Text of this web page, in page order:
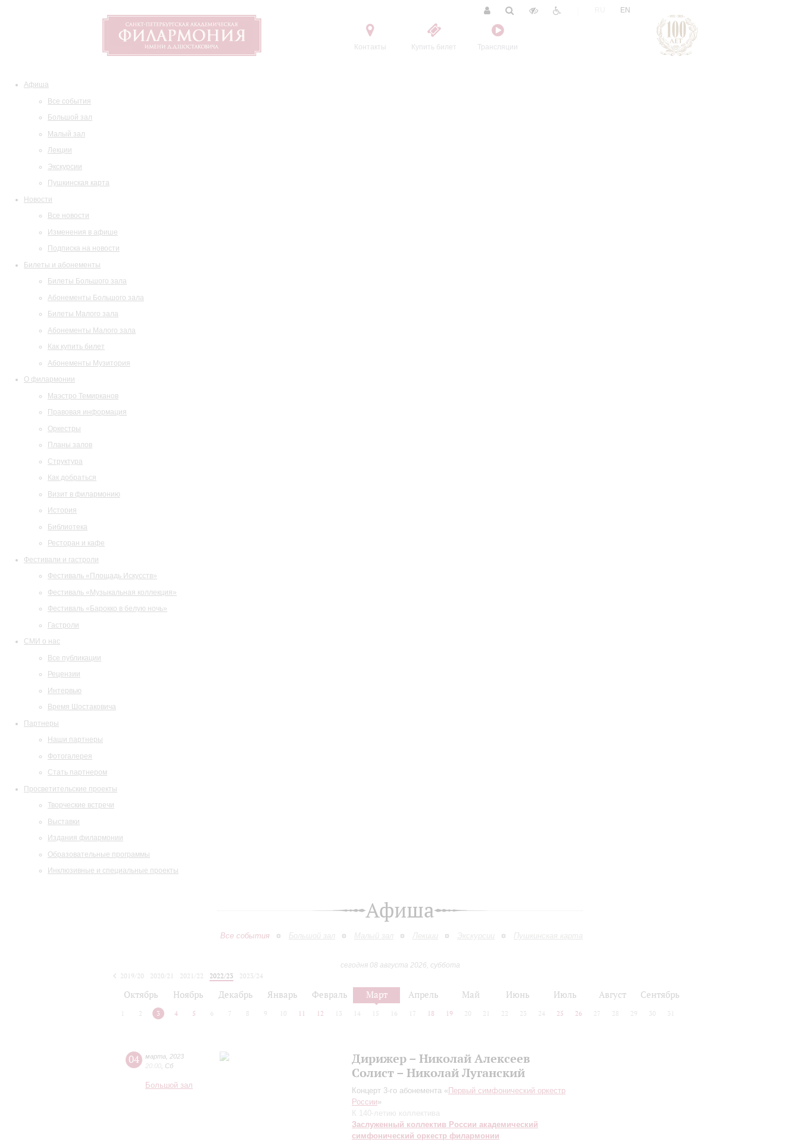
Контакты Купить билет Трансляции
EN
Афиша
Все события
Большой зал
Малый зал
Лекции
Экскурсии
Пушкинская карта
Новости
Все новости
Изменения в афише
Подписка на новости
Билеты и абонементы
Билеты Большого зала
Абонементы Большого зала
Билеты Малого зала
Абонементы Малого зала
Как купить билет
Абонементы Музитория
О филармонии
Маэстро Темирканов
Правовая информация
Оркестры
Планы залов
Структура
Как добраться
Визит в филармонию
История
Библиотека
Ресторан и кафе
Фестивали и гастроли
Фестиваль «Площадь Искусств»
Фестиваль «Музыкальная коллекция»
Фестиваль «Барокко в белую ночь»
Гастроли
СМИ о нас
Все публикации
Рецензии
Интервью
Время Шостаковича
Партнеры
Наши партнеры
Фотогалерея
Стать партнером
Просветительские проекты
Творческие встречи
Выставки
Издания филармонии
Образовательные программы
Инклюзивные и специальные проекты
Афиша
Все события Большой зал Малый зал Лекции Экскурсии Пушкинская карта
сегодня 08 августа 2026, суббота
2019/20
2020/21 2021/22 2022/23
2023/24
Октябрь Ноябрь Декабрь Январь Февраль Март Апрель Май Июнь Июль Август Сентябрь
2 3 4 5 6 7 8 9 10 11 12 13 14 15 16 17 18 19 20 21 22 23 24 25 26 27 28 29 30 31
04 марта
2023
20:00 Сб
Большой зал
Дирижер – Николай Алексеев
Солист – Николай Луганский
Концерт 3-го абонемента « Первый симфонический оркестр
России»
К 140-летию коллектива
Заслуженный коллектив России академический
симфонический оркестр филармонии